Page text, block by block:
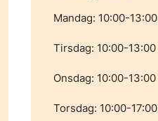
Mandag: 10:00-13:00
Tirsdag: 10:00-13:00
Onsdag: 10:00-13:00
Torsdag: 10:00-17:00